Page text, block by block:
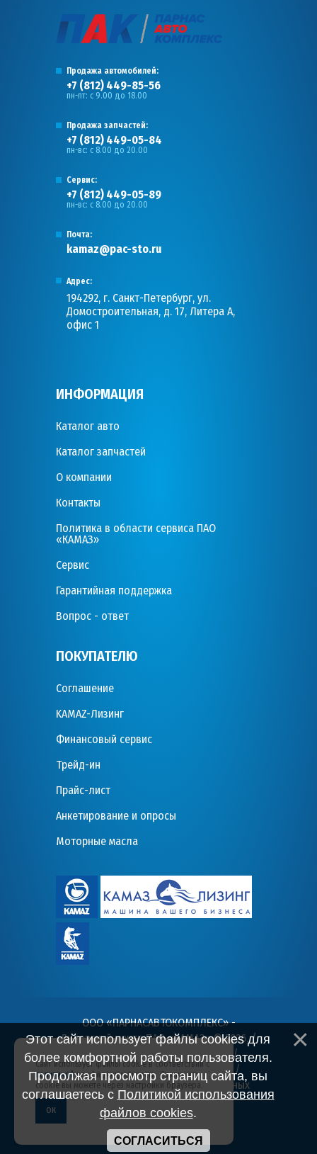
Продажа автомобилей:
+7 (812) 449-85-56
пн-пт: с 9.00 до 18.00
Продажа запчастей:
+7 (812) 449-05-84
пн-вс: с 8.00 до 20.00
Сервис:
+7 (812) 449-05-89
пн-вс: с 8.00 до 20.00
Почта:
kamaz@pac-sto.ru
Адрес:
194292, г. Санкт-Петербург, ул.
Домостроительная, д. 17, Литера А,
офис 1
ИНФОРМАЦИЯ
Каталог авто
Каталог запчастей
О компании
Контакты
Политика в области сервиса ПАО
«КАМАЗ»
Сервис
Гарантийная поддержка
Вопрос - ответ
ПОКУПАТЕЛЮ
Соглашение
KAMAZ-Лизинг
Финансовый сервис
Трейд-ин
Прайс-лист
Анкетирование и опросы
Моторные масла
ООО «ПАРНАСАВТОКОМПЛЕКС» -
Дилерский центр ПАО «КАМАЗ» © 2026. /
Пользовательское соглашение/
Политика конфиденциальности /
Согласие на обработку персональных
данных
Сайт использует файлы cookie в соответствии с
политикойконфиденциальности. Отключить
cookie вы можете через настройки браузера.
ОК
Этот сайт использует файлы cookies для
более комфортной работы пользователя.
Продолжая просмотр страниц сайта, вы
соглашаетесь с Политикой использования
файлов cookies.
СОГЛАСИТЬСЯ